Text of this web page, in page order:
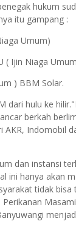
hukum
itu gampang :
Umum)
( Ijin Niaga
) BBM Solar.
dari hulu ke
berkah
Indomobil
dan instansi
ini hanya akan
tidak